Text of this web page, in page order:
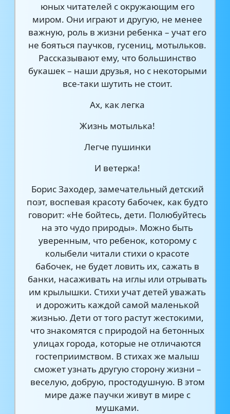
юных читателей с окружающим его
миром. Они играют и другую, не менее
важную, роль в жизни ребенка – учат его
не бояться паучков, гусениц, мотыльков.
Рассказывают ему, что большинство
букашек – наши друзья, но с некоторыми
все-таки шутить не стоит.
Ах, как легка
Жизнь мотылька!
Легче пушинки
И ветерка!
Борис Заходер, замечательный детский
поэт, воспевая красоту бабочек, как будто
говорит: «Не бойтесь, дети. Полюбуйтесь
на это чудо природы». Можно быть
уверенным, что ребенок, которому с
колыбели читали стихи о красоте
бабочек, не будет ловить их, сажать в
банки, насаживать на иглы или отрывать
им крылышки. Стихи учат детей уважать
и дорожить каждой самой маленькой
жизнью. Дети от того растут жестокими,
что знакомятся с природой на бетонных
улицах города, которые не отличаются
гостеприимством. В стихах же малыш
сможет узнать другую сторону жизни –
веселую, добрую, простодушную. В этом
мире даже паучки живут в мире с
мушками.